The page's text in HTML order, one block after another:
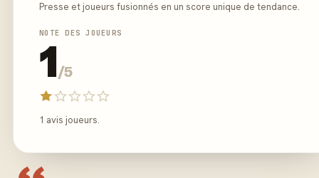
Presse et joueurs fusionnés en un score unique de tendance.
NOTE DES JOUEURS
1/5
1 avis joueurs.